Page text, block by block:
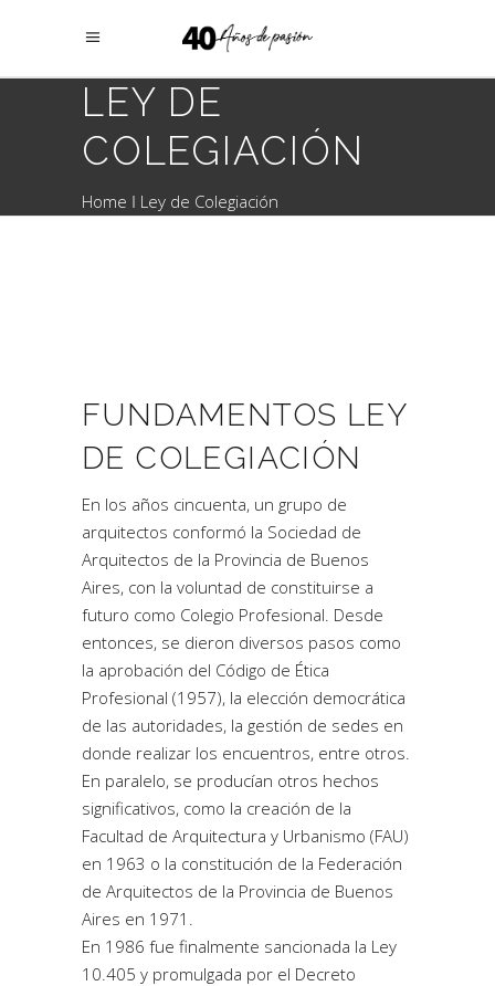
LEY DE
COLEGIACIÓN
Home Ley de Colegiación
FUNDAMENTOS LEY
DE COLEGIACIÓN
En los años cincuenta, un grupo de
arquitectos conformó la Sociedad de
Arquitectos de la Provincia de Buenos
Aires, con la voluntad de constituirse a
futuro como Colegio Profesional. Desde
entonces, se dieron diversos pasos como
la aprobación del Código de Ética
Profesional (1957), la elección democrática
de las autoridades, la gestión de sedes en
donde realizar los encuentros, entre otros.
En paralelo, se producían otros hechos
significativos, como la creación de la
Facultad de Arquitectura y Urbanismo (FAU)
en 1963 o la constitución de la Federación
de Arquitectos de la Provincia de Buenos
Aires en 1971.
En 1986 fue finalmente sancionada la Ley
10.405 y promulgada por el Decreto